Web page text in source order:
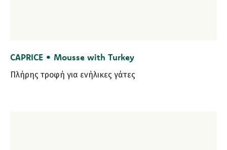
CAPRICE • Mousse with Turkey
Πλήρης τροφή για ενήλικες γάτες